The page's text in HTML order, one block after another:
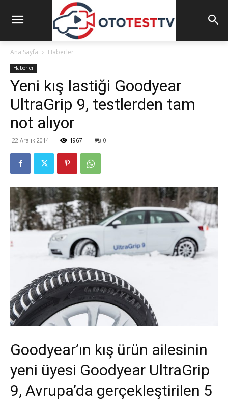
Ana Sayfa Haberler
Haberler
Yeni kış lastiği Goodyear
UltraGrip 9, testlerden tam
not alıyor
22 Aralık 2014 1967 0
Goodyear’ın kış ürün ailesinin
yeni üyesi Goodyear UltraGrip
9, Avrupa’da gerçekleştirilen 5